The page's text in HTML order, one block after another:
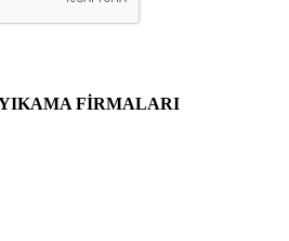
FİRMALARI